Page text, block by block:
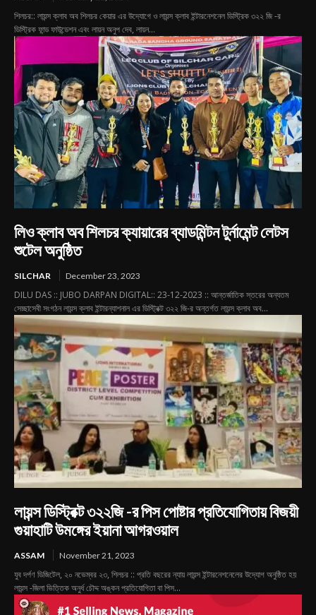
শিলচর:: লায়ন্স ক্লাব অব শিলচর কেয়ার এর উদ্যোগে ও লায়ন্স ক্লাব ইন্টারনেশনেল ডিস্ট্রিক ৩২২ জি -র
ডিস্ট্রিক ফান্ড ফাউন্ডেশন এবং লায়ন অনুপ দেব, লায়ন...
লিও ক্লাব অব শিলচর ক্যায়ারের ব্যাডমিন্টন টুর্নামেন্ট লেটস
শুটেল অনুষ্ঠিত
SILCHAR December 23, 2023
DILU DAS :: JUBO DARPAN DIGITAL:: 23-12-2023 :: আন্তর্জাতিক স্তরের অন্যতম
সেচ্ছাসেবী সংগঠন লায়ন্স ক্লাব ইন্টারন্যাশনাল এর ডিস্ট্রিক্ট ৩২২ জি-র অন্তর্গত লায়ন্স ক্লাব অব...
লায়ন্স ডিস্ট্রিক্ট ৩২২জি -র পিস পোষ্টার প্রতিযোগিতায় বিজয়ী
গুয়াহাটি উমঙ্গের ইয়ানা আগরওয়াল
ASSAM November 21, 2023
যুব দর্পণ ডিজিটেল, ২০ নভেম্বর ২৩, শিলচর :: প্রতি বছরের ন্যায় লায়ন্স ইন্টারনেশনেলের উদ্যোগ অনুষ্ঠিত হয়
লায়ন্স -জিলা ভিত্তিক অনুর্ধ চৌদ্দ অঙ্কন প্রতিযোগিতা বা পিস...